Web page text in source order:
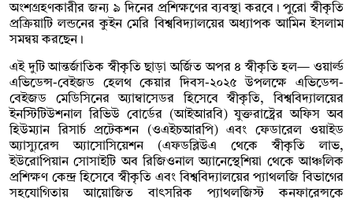
অংশগ্রহণকারীর জন্য ৯ দিনের প্রশিক্ষণের ব্যবস্থা করবে। পুরো স্বীকৃতি
প্রক্রিয়াটি লন্ডনের কুইন মেরি বিশ্ববিদ্যালয়ের অধ্যাপক আমিন ইসলাম
সমন্বয় করছেন।
এই দুটি আন্তর্জাতিক স্বীকৃতি ছাড়া অর্জিত অপর ৪ স্বীকৃতি হল— ওয়ার্ল্ড
এভিডেন্স-বেইজড হেলথ কেয়ার দিবস-২০২৫ উপলক্ষে এভিডেন্স-
বেইজড মেডিসিনের অ্যাম্বাসেডর হিসেবে স্বীকৃতি, বিশ্ববিদ্যালয়ের
ইনস্টিটিউশনাল রিভিউ বোর্ডের (আইআরবি) যুক্তরাষ্ট্রের অফিস অব
হিউম্যান রিসার্চ প্রটেকশন (ওএইচআরপি) এবং ফেডারেল ওয়াইড
অ্যাস্যুরেন্স অ্যাসোসিয়েশন (এফডব্লিউএ থেকে স্বীকৃতি লাভ,
ইউরোপিয়ান সোসাইটি অব রিজিওনাল অ্যানেস্থেশিয়া থেকে আঞ্চলিক
প্রশিক্ষণ কেন্দ্র হিসেবে স্বীকৃতি এবং বিশ্ববিদ্যালয়ের প্যাথলজি বিভাগের
সহযোগিতায় আয়োজিত বাৎসরিক প্যাথলজিস্ট কনফারেন্সকে